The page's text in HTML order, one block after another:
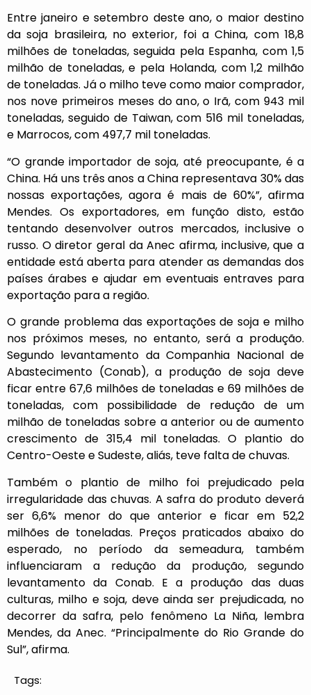
Entre janeiro e setembro deste ano, o maior destino
da soja brasileira, no exterior, foi a China, com 18,8
milhões de toneladas, seguida pela Espanha, com 1,5
milhão de toneladas, e pela Holanda, com 1,2 milhão
de toneladas. Já o milho teve como maior comprador,
nos nove primeiros meses do ano, o Irã, com 943 mil
toneladas, seguido de Taiwan, com 516 mil toneladas,
e Marrocos, com 497,7 mil toneladas.
“O grande importador de soja, até preocupante, é a
China. Há uns três anos a China representava 30% das
nossas exportações, agora é mais de 60%”, afirma
Mendes. Os exportadores, em função disto, estão
tentando desenvolver outros mercados, inclusive o
russo. O diretor geral da Anec afirma, inclusive, que a
entidade está aberta para atender as demandas dos
países árabes e ajudar em eventuais entraves para
exportação para a região.
O grande problema das exportações de soja e milho
nos próximos meses, no entanto, será a produção.
Segundo levantamento da Companhia Nacional de
Abastecimento (Conab), a produção de soja deve
ficar entre 67,6 milhões de toneladas e 69 milhões de
toneladas, com possibilidade de redução de um
milhão de toneladas sobre a anterior ou de aumento
crescimento de 315,4 mil toneladas. O plantio do
Centro-Oeste e Sudeste, aliás, teve falta de chuvas.
Também o plantio de milho foi prejudicado pela
irregularidade das chuvas. A safra do produto deverá
ser 6,6% menor do que anterior e ficar em 52,2
milhões de toneladas. Preços praticados abaixo do
esperado, no período da semeadura, também
influenciaram a redução da produção, segundo
levantamento da Conab. E a produção das duas
culturas, milho e soja, deve ainda ser prejudicada, no
decorrer da safra, pelo fenômeno La Niña, lembra
Mendes, da Anec. “Principalmente do Rio Grande do
Sul”, afirma.
Tags: